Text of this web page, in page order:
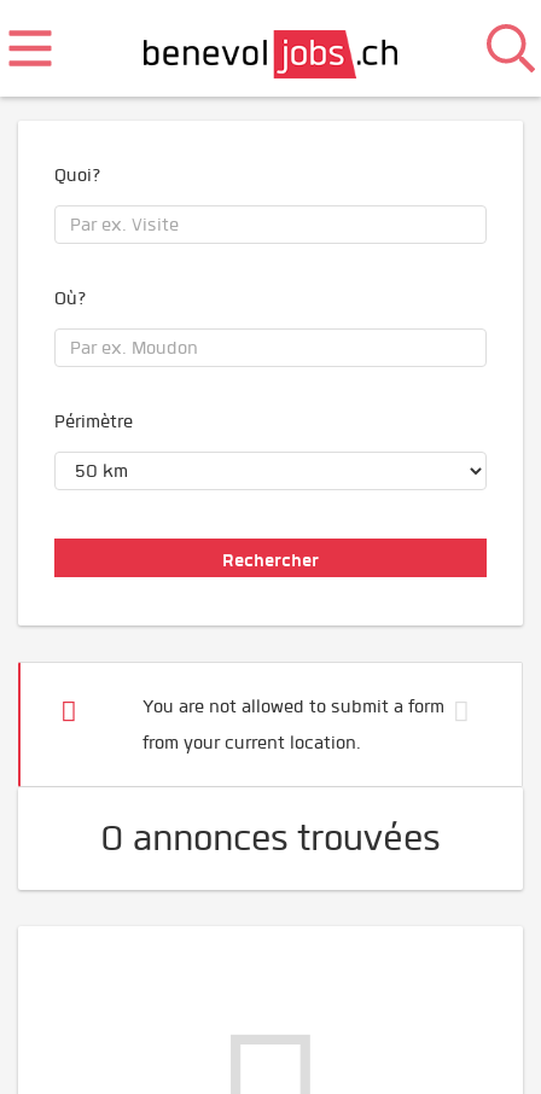
Quoi?
Où?
Périmètre
You are not allowed to submit a form
from your current location.
0 annonces trouvées